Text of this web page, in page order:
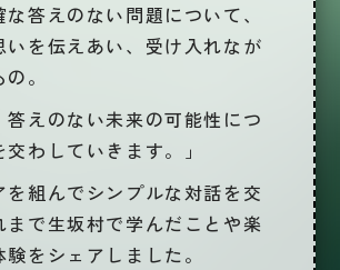
な答えのない問題について、
いを伝えあい、受け入れなが
。
答えのない未来の可能性につ
わしていきます。」
を組んでシンプルな対話を交
まで生坂村で学んだことや楽
験をシェアしました。